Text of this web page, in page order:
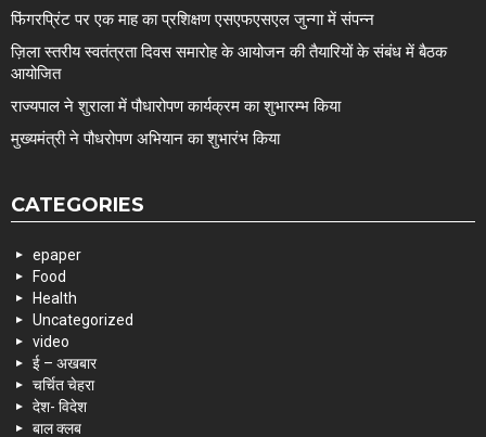
फिंगरप्रिंट पर एक माह का प्रशिक्षण एसएफएसएल जुन्गा में संपन्न
ज़िला स्तरीय स्वतंत्रता दिवस समारोह के आयोजन की तैयारियों के संबंध में बैठक
आयोजित
राज्यपाल ने शुराला में पौधारोपण कार्यक्रम का शुभारम्भ किया
मुख्यमंत्री ने पौधरोपण अभियान का शुभारंभ किया
CATEGORIES
epaper
Food
Health
Uncategorized
video
ई – अखबार
चर्चित चेहरा
देश- विदेश
बाल क्लब